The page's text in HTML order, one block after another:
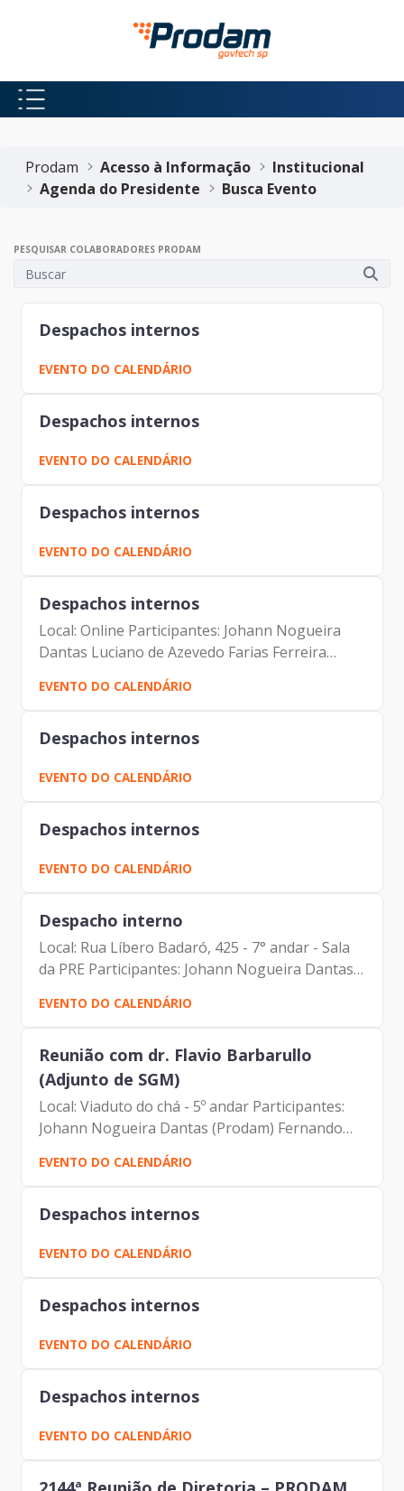
Pular para o Conteúdo principal
Prodam
Acesso à Informação
Institucional
Agenda do Presidente
Busca Evento
PESQUISAR COLABORADORES PRODAM
Despachos internos
EVENTO DO CALENDÁRIO
Despachos internos
EVENTO DO CALENDÁRIO
Despachos internos
EVENTO DO CALENDÁRIO
Despachos internos
Local: Online Participantes: Johann Nogueira
Dantas Luciano de Azevedo Farias Ferreira
Carolina Magnani Hiromoto Valdir Wilson
Lamana Fernando Josenias Vieira do
Nascimento Rubens Francisco de...
EVENTO DO CALENDÁRIO
Despachos internos
EVENTO DO CALENDÁRIO
Despachos internos
EVENTO DO CALENDÁRIO
Despacho interno
Local: Rua Líbero Badaró, 425 - 7° andar - Sala
da PRE Participantes: Johann Nogueira Dantas
Antonio Celso de Paula Albuquerque Filho Elias
Fares Hadi Luciano de Azevedo Farias Ferreira
EVENTO DO CALENDÁRIO
Reunião com dr. Flavio Barbarullo
(Adjunto de SGM)
Local: Viaduto do chá - 5º andar Participantes:
Johann Nogueira Dantas (Prodam) Fernando
Josenias Vieira do Nascimento (Prodam) Flávio
Barbarulo Borgheresi (SGM) Guilherme Bueno
De Camargo (SF)
EVENTO DO CALENDÁRIO
Despachos internos
EVENTO DO CALENDÁRIO
Despachos internos
EVENTO DO CALENDÁRIO
Despachos internos
EVENTO DO CALENDÁRIO